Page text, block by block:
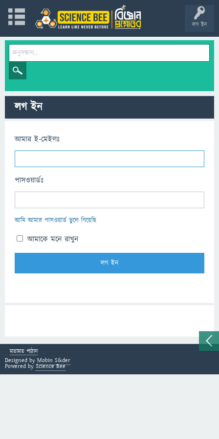
লগ ইন
লগ ইন
আমার ই-মেইলঃ
পাসওয়ার্ডঃ
আমি আমার পাসওয়ার্ড ভুলে গিয়েছি
আমাকে মনে রাখুন
মতামত পাঠান
Designed by Mobin Sikder
Powered by Science Bee